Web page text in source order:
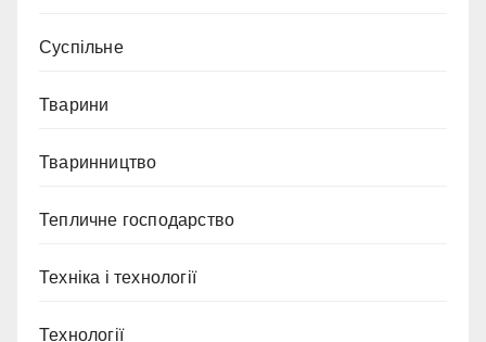
Суспільне
Тварини
Тваринництво
Тепличне господарство
Техніка і технології
Технології